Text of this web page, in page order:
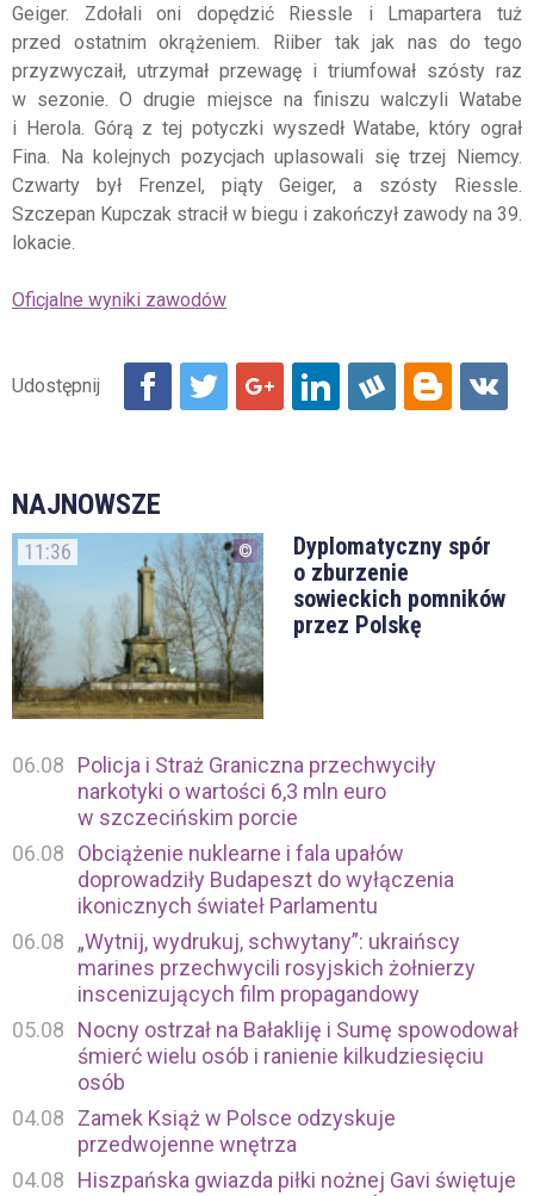
Geiger. Zdołali oni dopędzić Riessle i Lmapartera tuż
przed ostatnim okrążeniem. Riiber tak jak nas do tego
przyzwyczaił, utrzymał przewagę i triumfował szósty raz
w sezonie. O drugie miejsce na finiszu walczyli Watabe
i Herola. Górą z tej potyczki wyszedł Watabe, który ograł
Fina. Na kolejnych pozycjach uplasowali się trzej Niemcy.
Czwarty był Frenzel, piąty Geiger, a szósty Riessle.
Szczepan Kupczak stracił w biegu i zakończył zawody na 39.
lokacie.
Oficjalne wyniki zawodów
NAJNOWSZE
11:36
Dyplomatyczny spór
o zburzenie
sowieckich pomników
przez Polskę
06.08
Policja i Straż Graniczna przechwyciły
narkotyki o wartości 6,3 mln euro
w szczecińskim porcie
06.08
Obciążenie nuklearne i fala upałów
doprowadziły Budapeszt do wyłączenia
ikonicznych świateł Parlamentu
06.08
„Wytnij, wydrukuj, schwytany”: ukraińscy
marines przechwycili rosyjskich żołnierzy
inscenizujących film propagandowy
05.08
Nocny ostrzał na Bałakliję i Sumę spowodował
śmierć wielu osób i ranienie kilkudziesięciu
osób
04.08
Zamek Książ w Polsce odzyskuje
przedwojenne wnętrza
04.08
Hiszpańska gwiazda piłki nożnej Gavi świętuje